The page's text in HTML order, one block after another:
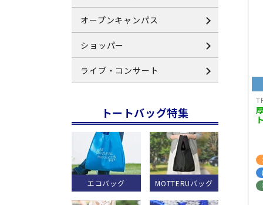
オープンキャンパス
ショッパー
ライブ・コンサート
トートバッグ特集
エコバッグ MOTTERUバッグ